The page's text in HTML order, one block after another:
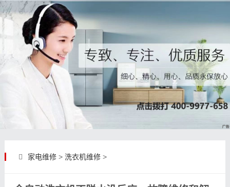
家电维修> 洗衣机维修>